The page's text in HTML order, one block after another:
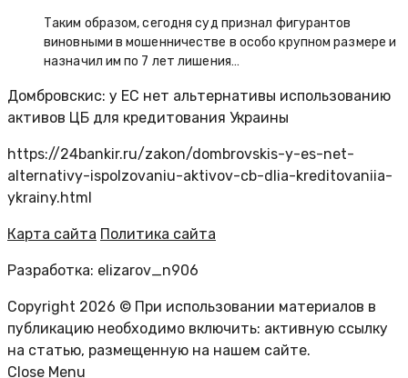
Таким образом, сегодня суд признал фигурантов
виновными в мошенничестве в особо крупном размере и
назначил им по 7 лет лишения…
Домбровскис: у ЕС нет альтернативы использованию
активов ЦБ для кредитования Украины
https://24bankir.ru/zakon/dombrovskis-y-es-net-
alternativy-ispolzovaniu-aktivov-cb-dlia-kreditovaniia-
ykrainy.html
Карта сайта Политика сайта
Разработка: elizarov_n906
Copyright 2026 © При использовании материалов в
публикацию необходимо включить: активную ссылку
на статью, размещенную на нашем сайте.
Close Menu